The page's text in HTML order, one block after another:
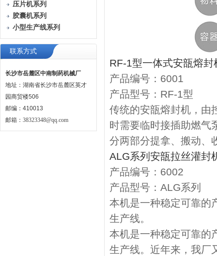
压片机系列
胶囊机系列
小型生产线系列
联系方式
长沙市岳麓区中南制药机械厂
地址：湖南省长沙市岳麓区英才
园商贸楼506
邮编：410013
邮箱： 38323348@qq.com
RF-1型一体式安瓿熔封
产品编号：6001
产品型号：RF-1型
传统的安瓿熔封机，由
时需要临时接插助燃气
分两部分提拿、搬动、
ALG系列安瓿拉丝灌封
产品编号：6002
产品型号：ALG系列
本机是一种稳定可靠的
生产线。
本机是一种稳定可靠的
生产线。近年来，我厂